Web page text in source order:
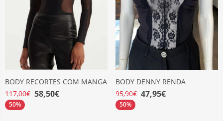
BODY RECORTES COM MANGA
117,00€ 58,50€
50%
BODY DENNY RENDA
95,90€ 47,95€
50%